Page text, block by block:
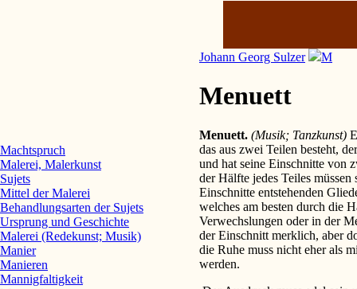
Johann Georg Sulzer M
Menuett
Menuett. (Musik; Tanzkunst)
das aus zwei Teilen besteht,
und hat seine Einschnitte von
der Hälfte jedes Teiles
Einschnitte entstehenden
welches am besten durch die
Verwechslungen oder in der
der Einschnitt merklich, aber
die Ruhe muss nicht eher als
werden.
Machtspruch
Malerei, Malerkunst
Sujets
Mittel der Malerei
Behandlungsarten der Sujets
Ursprung und Geschichte
Malerei (Redekunst; Musik)
Manier
Manieren
Mannigfaltigkeit